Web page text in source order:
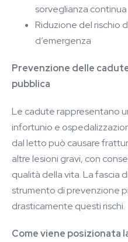
sorveglianza continua
Riduzione del rischio
d’emergenza
Prevenzione delle
pubblica
Le cadute rappresentano
infortunio e
dal letto può causare
altre lesioni gravi, con
qualità della vita. La fascia
strumento di prevenzione
drasticamente questi rischi.
Come viene posizionata